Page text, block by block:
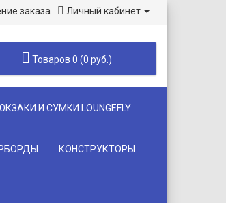
заказа Личный кабинет
Товаров 0 (0 руб.)
И СУМКИ LOUNGEFLY
КОНСТРУКТОРЫ